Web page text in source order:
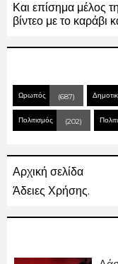
Και επίσημα μέλος
βίντεο με το καράβι
Ωρωπός (687)
Πολιτισμός (202)
Αρχική σελίδα
Άδειες Χρήσης.